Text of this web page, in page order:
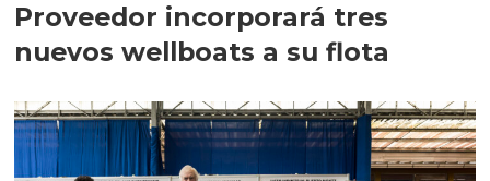
Proveedor incorporará tres
nuevos wellboats a su flota